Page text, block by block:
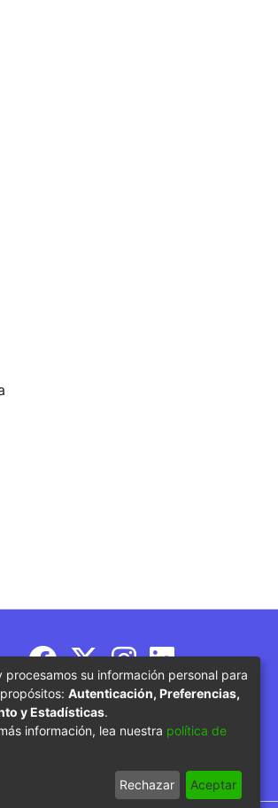
Ministerio de Educación
procesamos su información personal para
Autenticación, Preferencias,
y Estadísticas.
información, lea nuestra política de
Rechazar Aceptar